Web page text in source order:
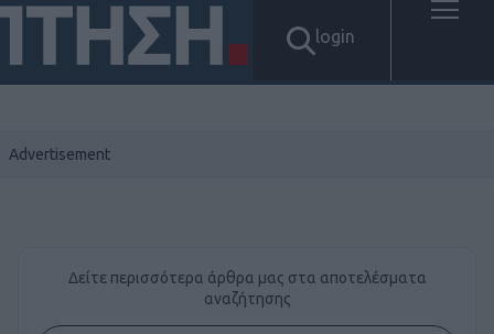
login
Δείτε περισσότερα άρθρα μας στα αποτελέσματα
αναζήτησης